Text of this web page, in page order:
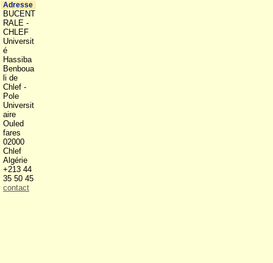
Adresse
BUCENT
RALE -
CHLEF
Universit
é
Hassiba
Benboua
li de
Chlef -
Pole
Universit
aire
Ouled
fares
02000
Chlef
Algérie
+213 44
35 50 45
contact